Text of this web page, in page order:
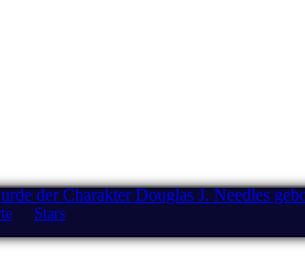
der Charakter Douglas J. Needles
Stars